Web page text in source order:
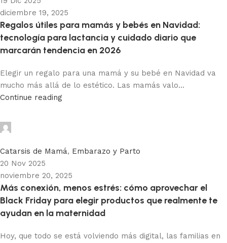
diciembre 19, 2025
Regalos útiles para mamás y bebés en Navidad:
tecnología para lactancia y cuidado diario que
marcarán tendencia en 2026
Elegir un regalo para una mamá y su bebé en Navidad va
mucho más allá de lo estético. Las mamás valo...
Continue reading
Catarsis de Mamá, Embarazo y Parto
20 Nov 2025
noviembre 20, 2025
Más conexión, menos estrés: cómo aprovechar el
Black Friday para elegir productos que realmente te
ayudan en la maternidad
Hoy, que todo se está volviendo más digital, las familias en